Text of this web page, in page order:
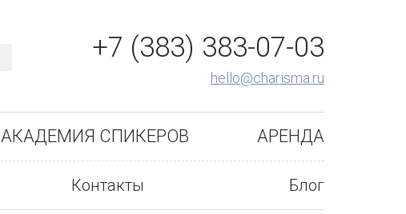
+7 (383) 383-07-03
hello@charisma.ru
АКАДЕМИЯ СПИКЕРОВ АРЕНДА
Контакты Блог